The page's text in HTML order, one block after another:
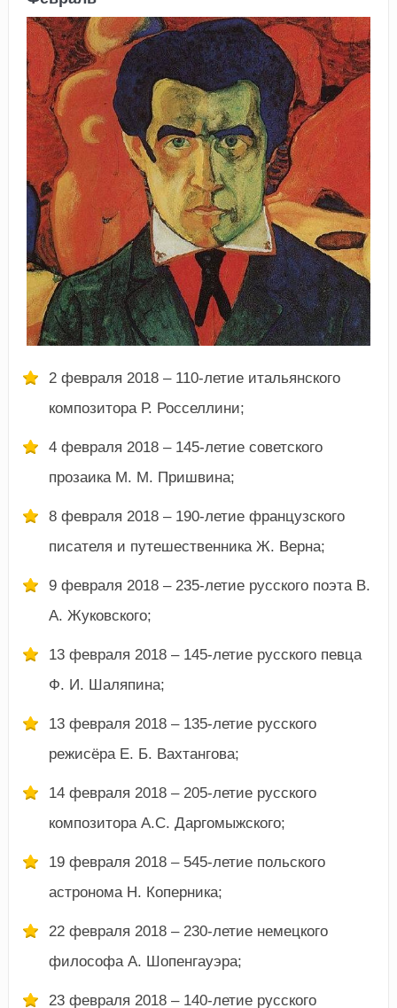
2 февраля 2018 – 110-летие итальянского
композитора Р. Росселлини;
4 февраля 2018 – 145-летие советского
прозаика М. М. Пришвина;
8 февраля 2018 – 190-летие французского
писателя и путешественника Ж. Верна;
9 февраля 2018 – 235-летие русского поэта В.
А. Жуковского;
13 февраля 2018 – 145-летие русского певца
Ф. И. Шаляпина;
13 февраля 2018 – 135-летие русского
режисёра Е. Б. Вахтангова;
14 февраля 2018 – 205-летие русского
композитора А.С. Даргомыжского;
19 февраля 2018 – 545-летие польского
астронома Н. Коперника;
22 февраля 2018 – 230-летие немецкого
философа А. Шопенгауэра;
23 февраля 2018 – 140-летие русского